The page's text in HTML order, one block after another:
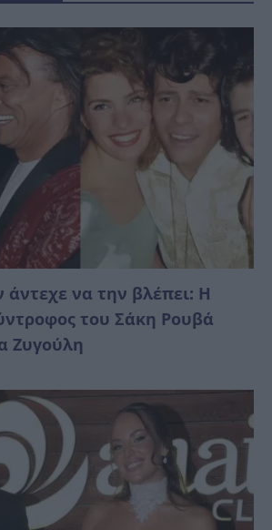
άντεχε να την βλέπει: Η
του Σάκη Ρουβά
Ζυγούλη